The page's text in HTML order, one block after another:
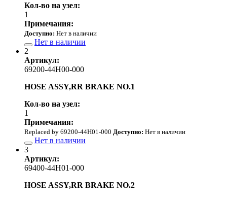
Кол-во на узел:
1
Примечания:
Доступно: Нет в наличии
Нет в наличии
2
Артикул:
69200-44H00-000
HOSE ASSY,RR BRAKE NO.1
Кол-во на узел:
1
Примечания:
Replaced by 69200-44H01-000 Доступно: Нет в наличии
Нет в наличии
3
Артикул:
69400-44H01-000
HOSE ASSY,RR BRAKE NO.2